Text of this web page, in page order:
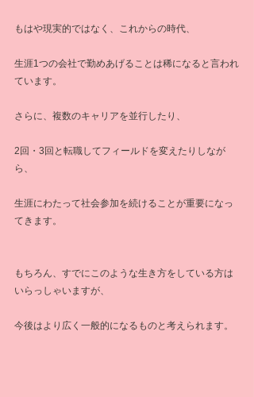
もはや現実的ではなく、これからの時代、
生涯1つの会社で勤めあげることは稀になると言われ
ています。
さらに、複数のキャリアを並行したり、
2回・3回と転職してフィールドを変えたりしなが
ら、
生涯にわたって社会参加を続けることが重要になっ
てきます。
もちろん、すでにこのような生き方をしている方は
いらっしゃいますが、
今後はより広く一般的になるものと考えられます。